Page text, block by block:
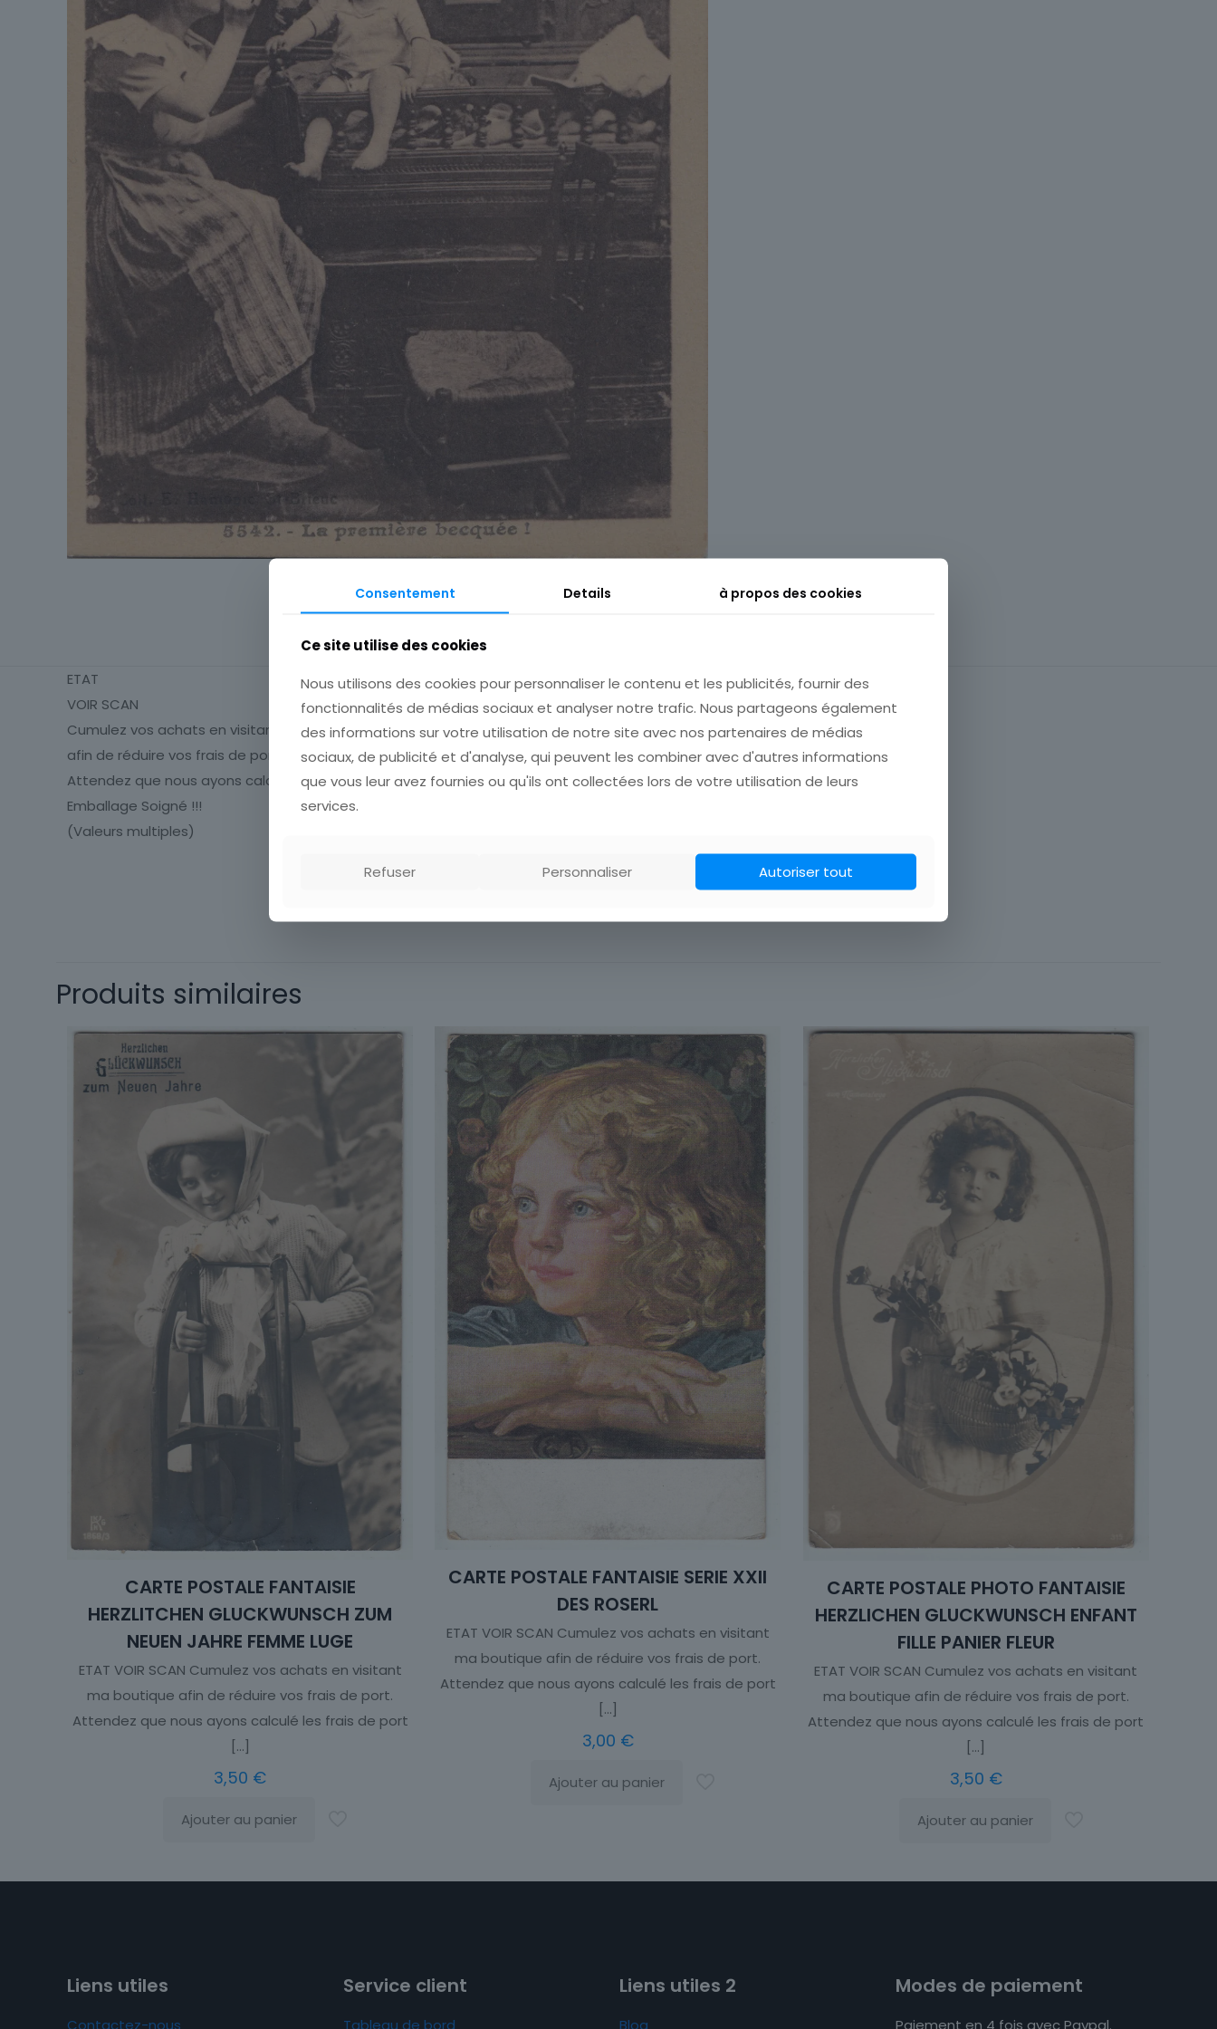
ETAT
VOIR SCAN
Cumulez vos achats en visitant ma boutique
afin de réduire vos frais de port.
Attendez que nous ayons calculé les frais de port pour plusieurs achats avant de payer!
Emballage Soigné !!!
(Valeurs multiples)
Fantaisie
Produits similaires
CARTE POSTALE FANTAISIE
HERZLITCHEN GLUCKWUNSCH ZUM
NEUEN JAHRE FEMME LUGE
ETAT VOIR SCAN Cumulez vos achats en visitant
ma boutique afin de réduire vos frais de port.
Attendez que nous ayons calculé les frais de port
[…]
3,50 €
Ajouter au panier
CARTE POSTALE FANTAISIE SERIE XXII
DES ROSERL
ETAT VOIR SCAN Cumulez vos achats en visitant
ma boutique afin de réduire vos frais de port.
Attendez que nous ayons calculé les frais de port
[…]
3,00 €
Ajouter au panier
CARTE POSTALE PHOTO FANTAISIE
HERZLICHEN GLUCKWUNSCH ENFANT
FILLE PANIER FLEUR
ETAT VOIR SCAN Cumulez vos achats en visitant
ma boutique afin de réduire vos frais de port.
Attendez que nous ayons calculé les frais de port
[…]
3,50 €
Ajouter au panier
Liens utiles
Contactez-nous
Service client
Tableau de bord
Liens utiles 2
Blog
Modes de paiement
Paiement en 4 fois avec Paypal.
Consentement Details à propos des cookies
Ce site utilise des cookies
Nous utilisons des cookies pour personnaliser le contenu et les publicités, fournir des
fonctionnalités de médias sociaux et analyser notre trafic. Nous partageons également
des informations sur votre utilisation de notre site avec nos partenaires de médias
sociaux, de publicité et d'analyse, qui peuvent les combiner avec d'autres informations
que vous leur avez fournies ou qu'ils ont collectées lors de votre utilisation de leurs
services.
Refuser Personnaliser Autoriser tout